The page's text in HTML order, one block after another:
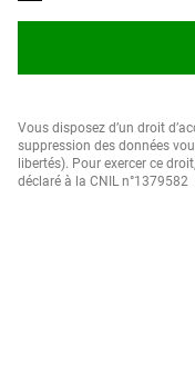
Vous disposez d’un droit
suppression des données
libertés). Pour exercer ce
déclaré à la CNIL n°1379582